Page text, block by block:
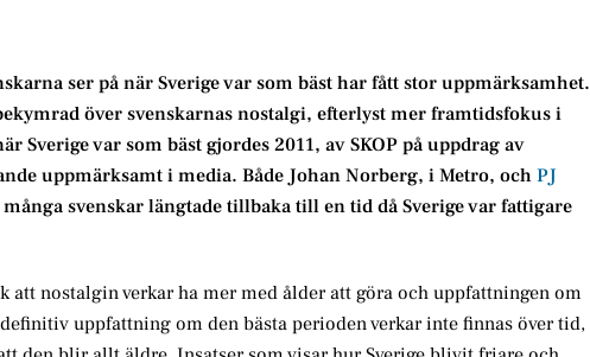
ser på när Sverige var som bäst har fått stor uppmärksamhet.
över svenskarnas nostalgi, efterlyst mer framtidsfokus i
var som bäst gjordes 2011, av SKOP på uppdrag av
uppmärksamt i media. Både Johan Norberg, i Metro, och PJ
svenskar längtade tillbaka till en tid då Sverige var fattigare
att nostalgin verkar ha mer med ålder att göra och uppfattningen om
uppfattning om den bästa perioden verkar inte finnas över tid,